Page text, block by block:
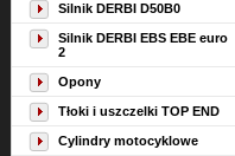
Silnik DERBI D50B0
Silnik DERBI EBS EBE euro
2
Opony
Tłoki i uszczelki TOP END
Cylindry motocyklowe